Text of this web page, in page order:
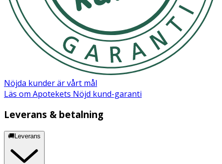
Nöjda kunder är vårt mål
Läs om Apotekets Nöjd kund-garanti
Leverans & betalning
🚚Leverans